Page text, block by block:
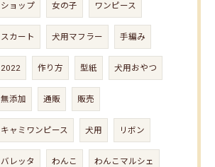
ショップ 女の子 ワンピース
スカート 犬用マフラー 手編み
2022 作り方 型紙 犬用おやつ
無添加 通販 販売
キャミワンピース 犬用 リボン
バレッタ わんこ わんこマルシェ